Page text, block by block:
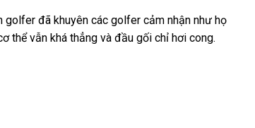
golfer đã khuyên các golfer cảm nhận như họ
thể vẫn khá thẳng và đầu gối chỉ hơi cong.